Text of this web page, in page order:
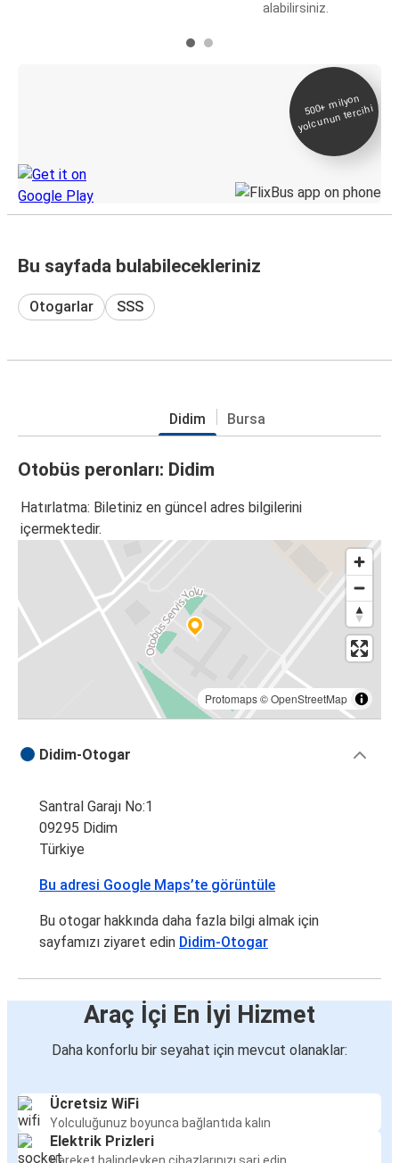
alabilirsiniz.
500+
milyon
yolcunun tercihi
Bu sayfada bulabilecekleriniz
Otogarlar SSS
Didim Bursa
Otobüs peronları: Didim
Hatırlatma: Biletiniz en güncel adres bilgilerini
içermektedir.
Protomaps©OpenStreetMap
Didim-Otogar
Santral Garajı No:1
09295 Didim
Türkiye
Bu adresi Google Maps’te görüntüle
Bu otogar hakkında daha fazla bilgi almak için
sayfamızı ziyaret edin Didim-Otogar
Araç İçi En İyi Hizmet
Daha konforlu bir seyahat için mevcut olanaklar:
Ücretsiz WiFi
Yolculuğunuz boyunca bağlantıda kalın
Elektrik Prizleri